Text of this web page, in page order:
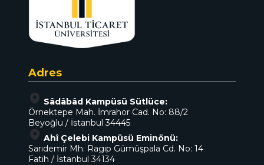
Adres
Sâdâbâd Kampüsü Sütlüce:
Örnektepe Mah. İmrahor Cad. No: 88/2
Beyoğlu / İstanbul 34445
Ahî Çelebi Kampüsü Eminönü:
Sarıdemir Mh. Ragıp Gümüşpala Cd. No: 14
Fatih / İstanbul 34134